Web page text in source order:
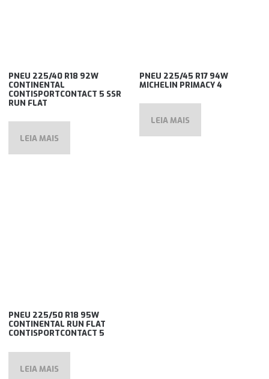
PNEU 225/40 R18 92W
CONTINENTAL
CONTISPORTCONTACT 5 SSR
RUN FLAT
LEIA MAIS
PNEU 225/45 R17 94W
MICHELIN PRIMACY 4
LEIA MAIS
PNEU 225/50 R18 95W
CONTINENTAL RUN FLAT
CONTISPORTCONTACT 5
LEIA MAIS